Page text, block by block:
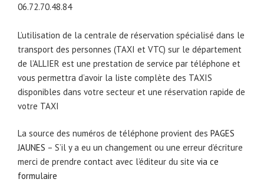
06.72.70.48.84
L’utilisation de la centrale de réservation spécialisé dans le
transport des personnes (TAXI et VTC) sur le département
de l’ALLIER est une prestation de service par téléphone et
vous permettra d’avoir la liste complète des TAXIS
disponibles dans votre secteur et une réservation rapide de
votre TAXI
La source des numéros de téléphone provient des PAGES
JAUNES – S’il y a eu un changement ou une erreur d’écriture
merci de prendre contact avec l’éditeur du site via ce
formulaire